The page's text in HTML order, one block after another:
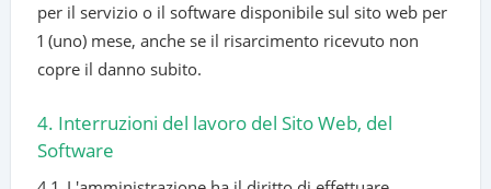
per il servizio o il software disponibile sul sito web per
1 (uno) mese, anche se il risarcimento ricevuto non
copre il danno subito.
4. Interruzioni del lavoro del Sito Web, del
Software